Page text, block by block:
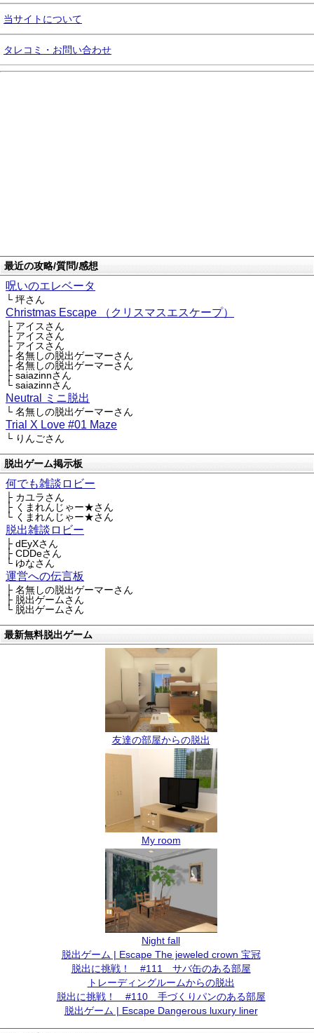
当サイトについて
タレコミ・お問い合わせ
最近の攻略/質問/感想
呪いのエレベータ
└ 坪さん
Christmas Escape （クリスマスエスケープ）
├ アイスさん
├ アイスさん
├ アイスさん
├ 名無しの脱出ゲーマーさん
├ 名無しの脱出ゲーマーさん
├ saiazinnさん
└ saiazinnさん
Neutral ミニ脱出
└ 名無しの脱出ゲーマーさん
Trial X Love #01 Maze
└ りんごさん
脱出ゲーム掲示板
何でも雑談ロビー
├ カユラさん
├ くまれんじゃー★さん
└ くまれんじゃー★さん
脱出雑談ロビー
├ dEyXさん
├ CDDeさん
└ ゆなさん
運営への伝言板
├ 名無しの脱出ゲーマーさん
├ 脱出ゲームさん
└ 脱出ゲームさん
最新無料脱出ゲーム
友達の部屋からの脱出
My room
Night fall
脱出ゲーム | Escape The jeweled crown 宝冠
脱出に挑戦！ #111 サバ缶のある部屋
トレーディングルームからの脱出
脱出に挑戦！ #110 手づくりパンのある部屋
脱出ゲーム | Escape Dangerous luxury liner